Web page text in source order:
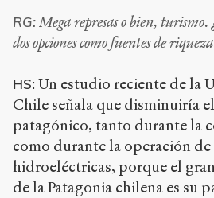
RG:Mega represas o bien, turismo.
dos opciones como fuentes de
HS: Un estudio reciente de la
Chile señala que disminuiría
patagónico, tanto durante la
como durante la operación de
hidroeléctricas, porque el
de la Patagonia chilena es su